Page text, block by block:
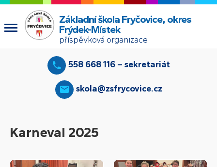
Základní škola Fryčovice, okres
Frýdek-Místek
příspěvková organizace
558 668 116 – sekretariát
skola@zsfrycovice.cz
Karneval 2025